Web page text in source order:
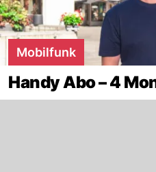
Mobilfunk
Handy Abo – 4